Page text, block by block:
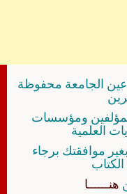
الجامعة محفوظة
ومؤسسات
العلمية
موافقتك برجاء
هنــــــا